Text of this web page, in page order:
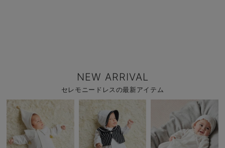
NEW ARRIVAL
セレモニードレスの最新アイテム